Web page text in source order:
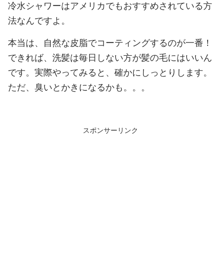
冷水シャワーはアメリカでもおすすめされている方
法なんですよ。
本当は、自然な皮脂でコーティングするのが一番！
できれば、洗髪は毎日しない方が髪の毛にはいいん
です。実際やってみると、確かにしっとりします。
ただ、臭いとかきになるかも。。。
スポンサーリンク